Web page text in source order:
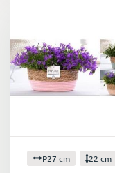
P27 cm 22 cm